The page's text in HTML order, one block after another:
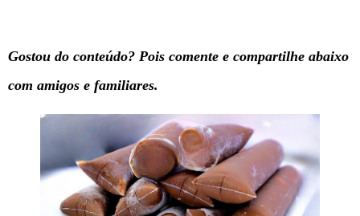
Gostou do conteúdo? Pois comente e compartilhe abaixo
com amigos e familiares.